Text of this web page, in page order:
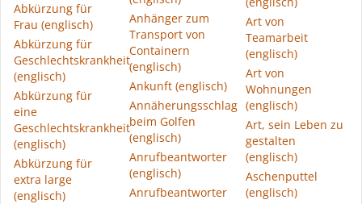
Abkürzung für
Frau (englisch)
Abkürzung für
Geschlechtskrankheit
(englisch)
Abkürzung für
eine
Geschlechtskrankheit
(englisch)
Abkürzung für
extra large
(englisch)
Anhänger zum
Transport von
Containern
(englisch)
Ankunft (englisch)
Annäherungsschlag
beim Golfen
(englisch)
Anrufbeantworter
(englisch)
Anrufbeantworter
Art von
Teamarbeit
(englisch)
Art von
Wohnungen
(englisch)
Art, sein Leben zu
gestalten
(englisch)
Aschenputtel
(englisch)